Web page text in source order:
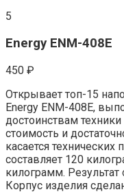
5
Energy ENM-408E
450 ₽
Открывает топ-15
Energy ENM-408E,
достоинствам
стоимость и
касается технических
составляет 120
килограмм. Результат
Корпус изделия